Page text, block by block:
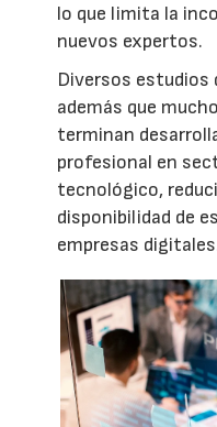
lo que limita la
nuevos expertos.
Diversos estudios
además que
terminan
profesional en
tecnológico,
disponibilidad de
empresas